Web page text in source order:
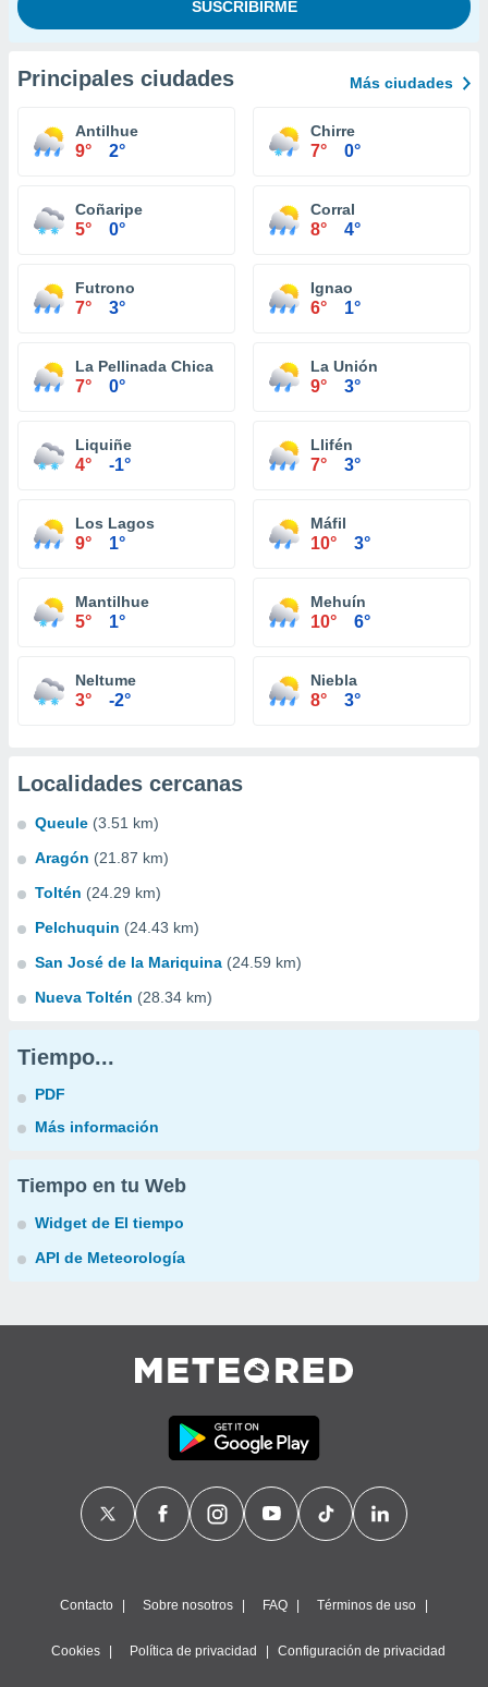
Principales ciudades Más ciudades
Antilhue
9° 2°
Chirre
7° 0°
Coñaripe
5° 0°
Corral
8° 4°
Futrono
7° 3°
Ignao
6° 1°
La Pellinada Chica
7° 0°
La Unión
9° 3°
Liquiñe
4° -1°
Llifén
7° 3°
Los Lagos
9° 1°
Máfil
10° 3°
Mantilhue
5° 1°
Mehuín
10° 6°
Neltume
3° -2°
Niebla
8° 3°
Localidades cercanas
Queule (3.51 km)
Aragón (21.87 km)
Toltén (24.29 km)
Pelchuquin (24.43 km)
San José de la Mariquina (24.59 km)
Nueva Toltén (28.34 km)
Tiempo...
PDF
Más información
Tiempo en tu Web
Widget de El tiempo
API de Meteorología
Contacto Sobre nosotros FAQ Términos de uso
Cookies Política de privacidad Configuración de privacidad